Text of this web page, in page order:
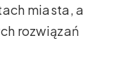
miasta, a
rozwiązań